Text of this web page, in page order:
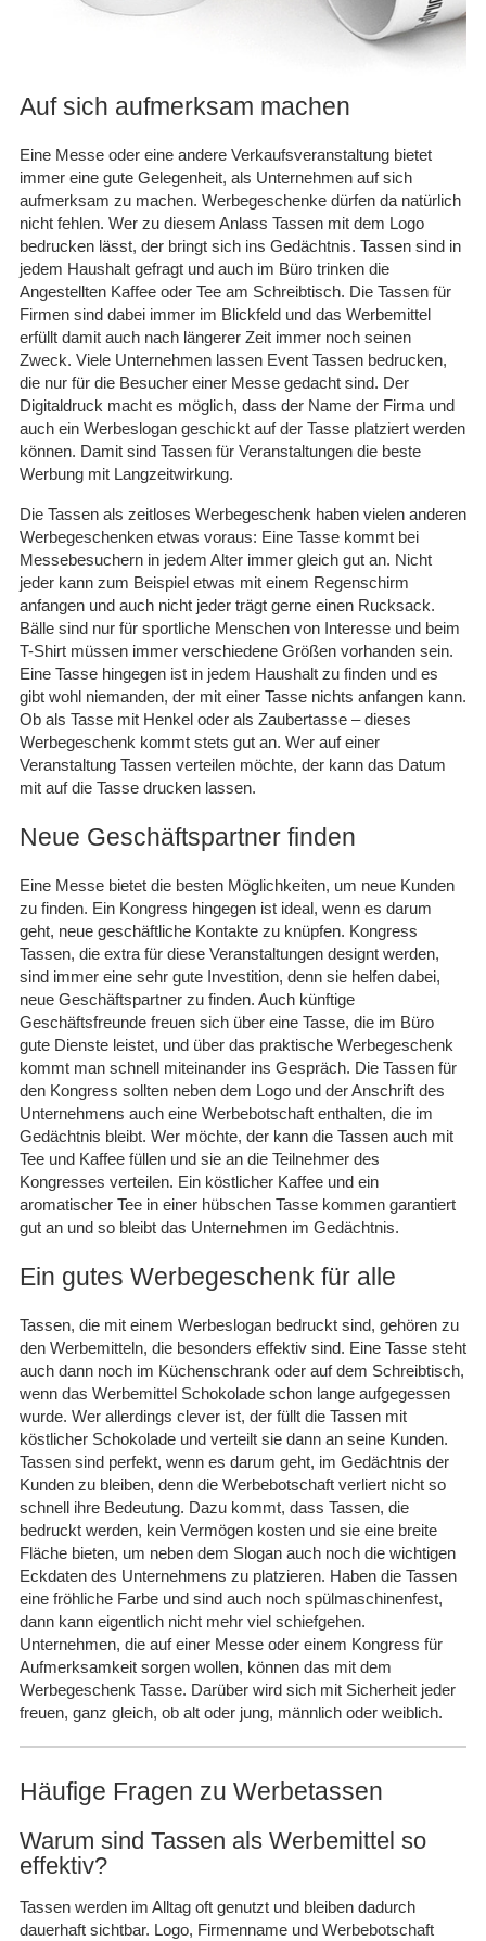
05.09.25▼
Auf sich aufmerksam machen
Eine Messe oder eine andere Verkaufsveranstaltung bietet
immer eine gute Gelegenheit, als Unternehmen auf sich
aufmerksam zu machen. Werbegeschenke dürfen da natürlich
nicht fehlen. Wer zu diesem Anlass Tassen mit dem Logo
bedrucken lässt, der bringt sich ins Gedächtnis. Tassen sind in
jedem Haushalt gefragt und auch im Büro trinken die
Angestellten Kaffee oder Tee am Schreibtisch. Die Tassen für
Firmen sind dabei immer im Blickfeld und das Werbemittel
erfüllt damit auch nach längerer Zeit immer noch seinen
Zweck. Viele Unternehmen lassen Event Tassen bedrucken,
die nur für die Besucher einer Messe gedacht sind. Der
Digitaldruck macht es möglich, dass der Name der Firma und
auch ein Werbeslogan geschickt auf der Tasse platziert werden
können. Damit sind Tassen für Veranstaltungen die beste
Werbung mit Langzeitwirkung.
Die Tassen als zeitloses Werbegeschenk haben vielen anderen
Werbegeschenken etwas voraus: Eine Tasse kommt bei
Messebesuchern in jedem Alter immer gleich gut an. Nicht
jeder kann zum Beispiel etwas mit einem Regenschirm
anfangen und auch nicht jeder trägt gerne einen Rucksack.
Bälle sind nur für sportliche Menschen von Interesse und beim
T-Shirt müssen immer verschiedene Größen vorhanden sein.
Eine Tasse hingegen ist in jedem Haushalt zu finden und es
gibt wohl niemanden, der mit einer Tasse nichts anfangen kann.
Ob als Tasse mit Henkel oder als Zaubertasse – dieses
Werbegeschenk kommt stets gut an. Wer auf einer
Veranstaltung Tassen verteilen möchte, der kann das Datum
mit auf die Tasse drucken lassen.
Neue Geschäftspartner finden
Eine Messe bietet die besten Möglichkeiten, um neue Kunden
zu finden. Ein Kongress hingegen ist ideal, wenn es darum
geht, neue geschäftliche Kontakte zu knüpfen. Kongress
Tassen, die extra für diese Veranstaltungen designt werden,
sind immer eine sehr gute Investition, denn sie helfen dabei,
neue Geschäftspartner zu finden. Auch künftige
Geschäftsfreunde freuen sich über eine Tasse, die im Büro
gute Dienste leistet, und über das praktische Werbegeschenk
kommt man schnell miteinander ins Gespräch. Die Tassen für
den Kongress sollten neben dem Logo und der Anschrift des
Unternehmens auch eine Werbebotschaft enthalten, die im
Gedächtnis bleibt. Wer möchte, der kann die Tassen auch mit
Tee und Kaffee füllen und sie an die Teilnehmer des
Kongresses verteilen. Ein köstlicher Kaffee und ein
aromatischer Tee in einer hübschen Tasse kommen garantiert
gut an und so bleibt das Unternehmen im Gedächtnis.
Ein gutes Werbegeschenk für alle
Tassen, die mit einem Werbeslogan bedruckt sind, gehören zu
den Werbemitteln, die besonders effektiv sind. Eine Tasse steht
auch dann noch im Küchenschrank oder auf dem Schreibtisch,
wenn das Werbemittel Schokolade schon lange aufgegessen
wurde. Wer allerdings clever ist, der füllt die Tassen mit
köstlicher Schokolade und verteilt sie dann an seine Kunden.
Tassen sind perfekt, wenn es darum geht, im Gedächtnis der
Kunden zu bleiben, denn die Werbebotschaft verliert nicht so
schnell ihre Bedeutung. Dazu kommt, dass Tassen, die
bedruckt werden, kein Vermögen kosten und sie eine breite
Fläche bieten, um neben dem Slogan auch noch die wichtigen
Eckdaten des Unternehmens zu platzieren. Haben die Tassen
eine fröhliche Farbe und sind auch noch spülmaschinenfest,
dann kann eigentlich nicht mehr viel schiefgehen.
Unternehmen, die auf einer Messe oder einem Kongress für
Aufmerksamkeit sorgen wollen, können das mit dem
Werbegeschenk Tasse. Darüber wird sich mit Sicherheit jeder
freuen, ganz gleich, ob alt oder jung, männlich oder weiblich.
Häufige Fragen zu Werbetassen
Warum sind Tassen als Werbemittel so
effektiv?
Tassen werden im Alltag oft genutzt und bleiben dadurch
dauerhaft sichtbar. Logo, Firmenname und Werbebotschaft